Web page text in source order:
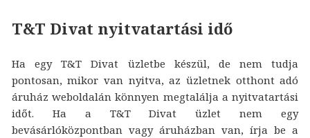
T&T Divat nyitvatartási idő
Ha egy T&T Divat üzletbe készül, de nem tudja
pontosan, mikor van nyitva, az üzletnek otthont adó
áruház weboldalán könnyen megtalálja a nyitvatartási
időt. Ha a T&T Divat üzlet nem egy
bevásárlóközpontban vagy áruházban van, írja be a